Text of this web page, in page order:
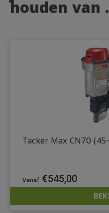
houden van
Tacker Max CN70
€545,00